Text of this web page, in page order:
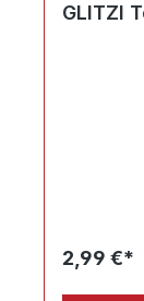
GLITZI
2,99 €*